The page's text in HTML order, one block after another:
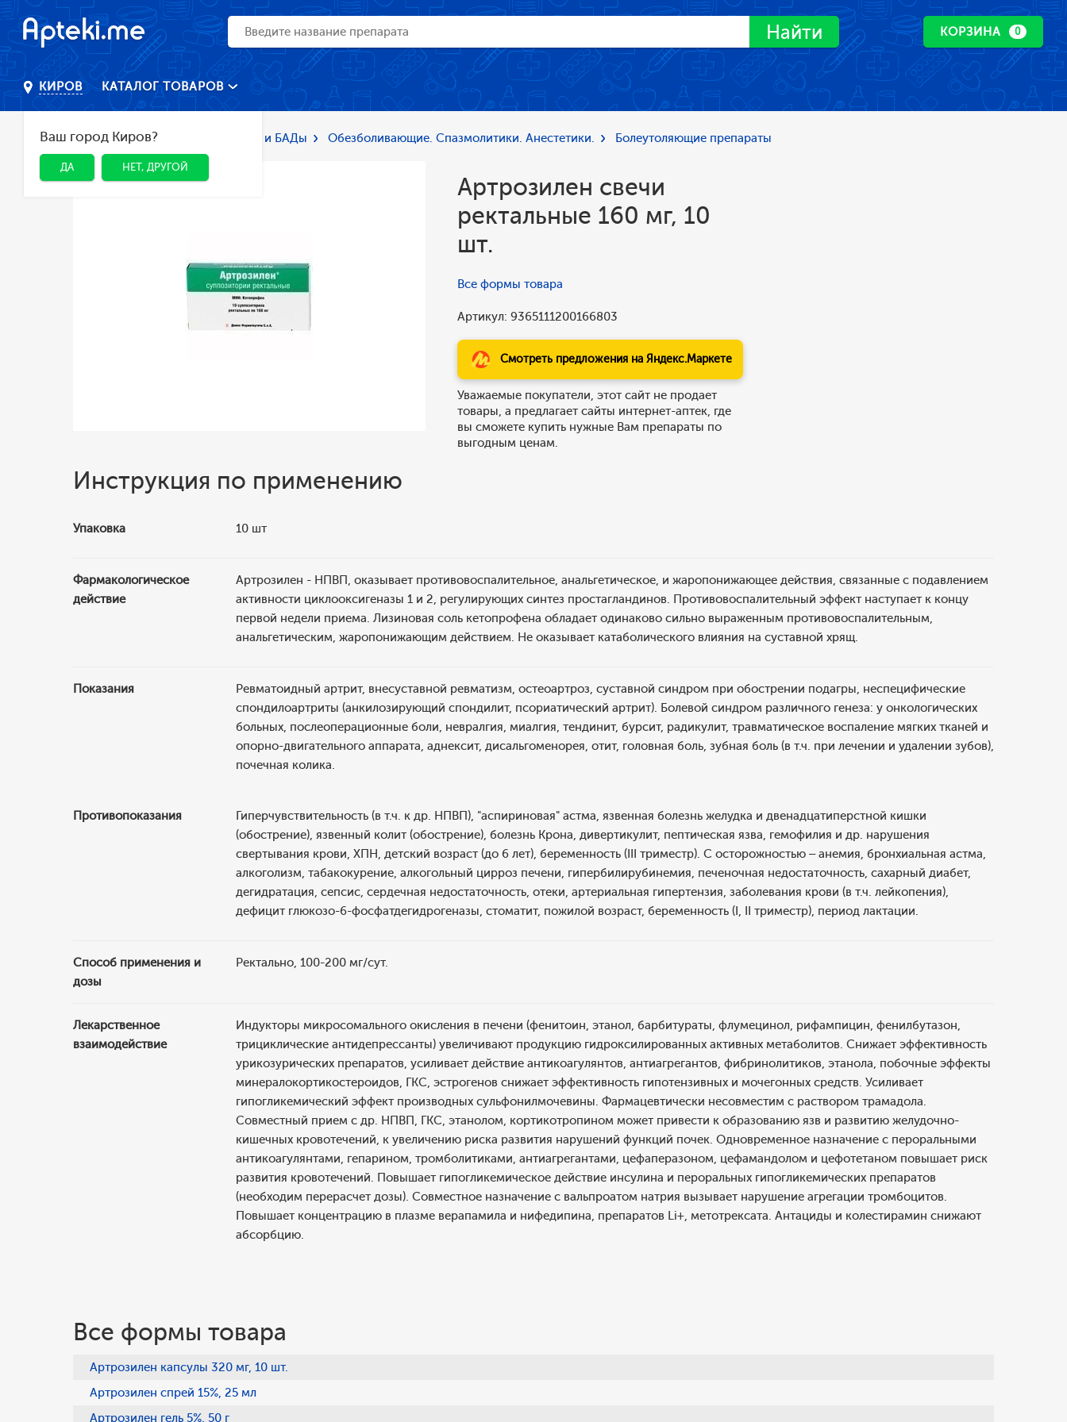
Найти КОРЗИНА 0
КИРОВ
Ваш город Киров?
ДА НЕТ, ДРУГОЙ
КАТАЛОГ ТОВАРОВ
Главная Каталог Лекарства и БАДы Обезболивающие. Спазмолитики. Анестетики. Болеутоляющие препараты
Артрозилен свечи
ректальные 160 мг, 10
шт.
Все формы товара
Артикул: 9365111200166803
Смотреть предложения на Яндекс.Маркете
Уважаемые покупатели, этот сайт не продает
товары, а предлагает сайты интернет-аптек, где
вы сможете купить нужные Вам препараты по
выгодным ценам.
Инструкция по применению
Упаковка 10 шт
Фармакологическое
действие
Артрозилен - НПВП, оказывает противовоспалительное, анальгетическое, и жаропонижающее действия, связанные с подавлением
активности циклооксигеназы 1 и 2, регулирующих синтез простагландинов. Противовоспалительный эффект наступает к концу
первой недели приема. Лизиновая соль кетопрофена обладает одинаково сильно выраженным противовоспалительным,
анальгетическим, жаропонижающим действием. Не оказывает катаболического влияния на суставной хрящ.
Показания
Ревматоидный артрит, внесуставной ревматизм, остеоартроз, суставной синдром при обострении подагры, неспецифические
спондилоартриты (анкилозирующий спондилит, псориатический артрит). Болевой синдром различного генеза: у онкологических
больных, послеоперационные боли, невралгия, миалгия, тендинит, бурсит, радикулит, травматическое воспаление мягких тканей и
опорно-двигательного аппарата, аднексит, дисальгоменорея, отит, головная боль, зубная боль (в т.ч. при лечении и удалении зубов),
почечная колика.
Противопоказания
Гиперчувствительность (в т.ч. к др. НПВП), "аспириновая" астма, язвенная болезнь желудка и двенадцатиперстной кишки
(обострение), язвенный колит (обострение), болезнь Крона, дивертикулит, пептическая язва, гемофилия и др. нарушения
свертывания крови, ХПН, детский возраст (до 6 лет), беременность (III триместр). С осторожностью – анемия, бронхиальная астма,
алкоголизм, табакокурение, алкогольный цирроз печени, гипербилирубинемия, печеночная недостаточность, сахарный диабет,
дегидратация, сепсис, сердечная недостаточность, отеки, артериальная гипертензия, заболевания крови (в т.ч. лейкопения),
дефицит глюкозо-6-фосфатдегидрогеназы, стоматит, пожилой возраст, беременность (I, II триместр), период лактации.
Способ применения и
дозы
Ректально, 100-200 мг/сут.
Лекарственное
взаимодействие
Индукторы микросомального окисления в печени (фенитоин, этанол, барбитураты, флумецинол, рифампицин, фенилбутазон,
трициклические антидепрессанты) увеличивают продукцию гидроксилированных активных метаболитов. Снижает эффективность
урикозурических препаратов, усиливает действие антикоагулянтов, антиагрегантов, фибринолитиков, этанола, побочные эффекты
минералокортикостероидов, ГКС, эстрогенов снижает эффективность гипотензивных и мочегонных средств. Усиливает
гипогликемический эффект производных сульфонилмочевины. Фармацевтически несовместим с раствором трамадола.
Совместный прием с др. НПВП, ГКС, этанолом, кортикотропином может привести к образованию язв и развитию желудочно-
кишечных кровотечений, к увеличению риска развития нарушений функций почек. Одновременное назначение с пероральными
антикоагулянтами, гепарином, тромболитиками, антиагрегантами, цефаперазоном, цефамандолом и цефотетаном повышает риск
развития кровотечений. Повышает гипогликемическое действие инсулина и пероральных гипогликемических препаратов
(необходим перерасчет дозы). Совместное назначение с вальпроатом натрия вызывает нарушение агрегации тромбоцитов.
Повышает концентрацию в плазме верапамила и нифедипина, препаратов Li+, метотрексата. Антациды и колестирамин снижают
абсорбцию.
Все формы товара
Артрозилен капсулы 320 мг, 10 шт.
Артрозилен спрей 15%, 25 мл
Артрозилен гель 5%, 50 г